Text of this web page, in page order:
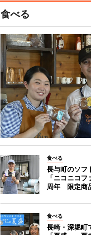
食べる
食べる
長与町のソフ
「ニコニコ
周年 限定商
食べる
長崎・深堀町